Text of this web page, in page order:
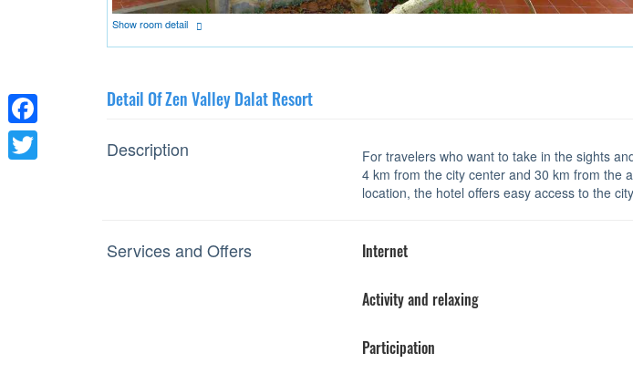
Show room detail
Detail Of Zen Valley Dalat Resort
Description
For travelers who want to take in the sights
4 km from the city center and 30 km from the
location, the hotel offers easy access to the
Services and Offers Internet
Activity and relaxing
Participation
Facebook